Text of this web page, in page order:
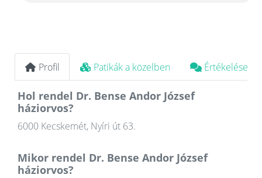
Profil Patikák a közelben Értékelések
Hol rendel Dr. Bense Andor József
háziorvos?
6000 Kecskemét, Nyíri út 63.
Mikor rendel Dr. Bense Andor József
háziorvos?